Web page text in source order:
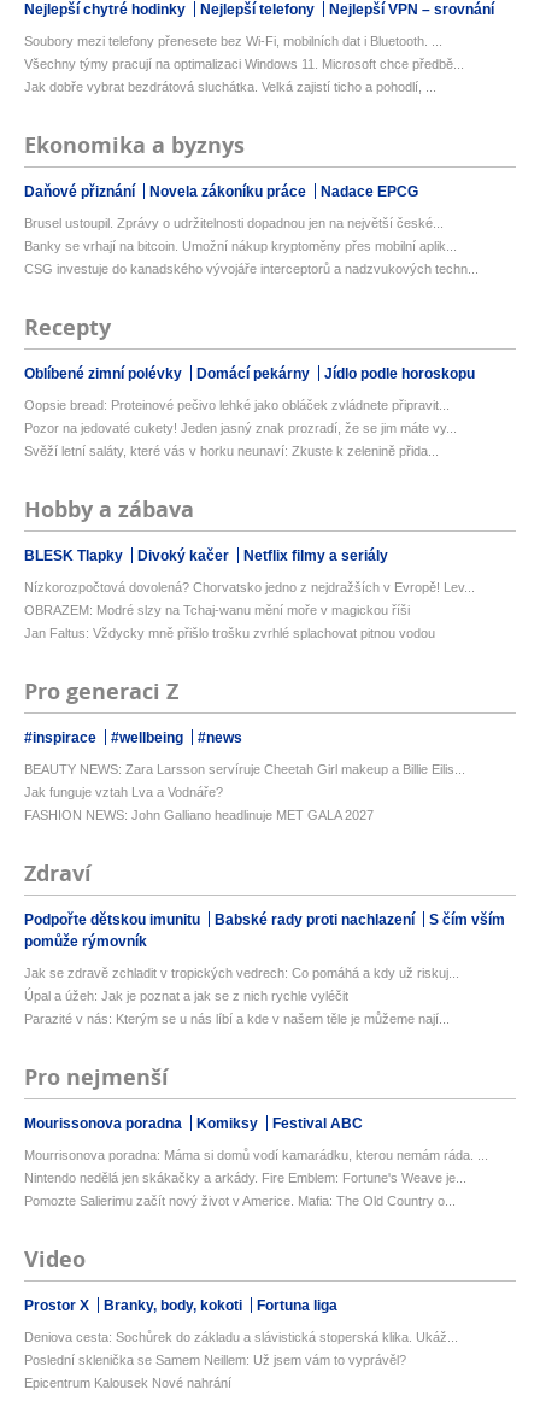
Nejlepší chytré hodinky Nejlepší telefony Nejlepší VPN – srovnání
Soubory mezi telefony přenesete bez Wi-Fi, mobilních dat i Bluetooth. ...
Všechny týmy pracují na optimalizaci Windows 11. Microsoft chce předbě...
Jak dobře vybrat bezdrátová sluchátka. Velká zajistí ticho a pohodlí, ...
Ekonomika a byznys
Daňové přiznání Novela zákoníku práce Nadace EPCG
Brusel ustoupil. Zprávy o udržitelnosti dopadnou jen na největší české...
Banky se vrhají na bitcoin. Umožní nákup kryptoměny přes mobilní aplik...
CSG investuje do kanadského vývojáře interceptorů a nadzvukových techn...
Recepty
Oblíbené zimní polévky Domácí pekárny Jídlo podle horoskopu
Oopsie bread: Proteinové pečivo lehké jako obláček zvládnete připravit...
Pozor na jedovaté cukety! Jeden jasný znak prozradí, že se jim máte vy...
Svěží letní saláty, které vás v horku neunaví: Zkuste k zelenině přida...
Hobby a zábava
BLESK Tlapky Divoký kačer Netflix filmy a seriály
Nízkorozpočtová dovolená? Chorvatsko jedno z nejdražších v Evropě! Lev...
OBRAZEM: Modré slzy na Tchaj-wanu mění moře v magickou říši
Jan Faltus: Vždycky mně přišlo trošku zvrhlé splachovat pitnou vodou
Pro generaci Z
#inspirace #wellbeing #news
BEAUTY NEWS: Zara Larsson servíruje Cheetah Girl makeup a Billie Eilis...
Jak funguje vztah Lva a Vodnáře?
FASHION NEWS: John Galliano headlinuje MET GALA 2027
Zdraví
Podpořte dětskou imunitu Babské rady proti nachlazení
S čím vším
pomůže rýmovník
Jak se zdravě zchladit v tropických vedrech: Co pomáhá a kdy už riskuj...
Úpal a úžeh: Jak je poznat a jak se z nich rychle vyléčit
Parazité v nás: Kterým se u nás líbí a kde v našem těle je můžeme nají...
Pro nejmenší
Mourissonova poradna Komiksy Festival ABC
Mourrisonova poradna: Máma si domů vodí kamarádku, kterou nemám ráda. ...
Nintendo nedělá jen skákačky a arkády. Fire Emblem: Fortune's Weave je...
Pomozte Salierimu začít nový život v Americe. Mafia: The Old Country o...
Video
Prostor X Branky, body, kokoti Fortuna liga
Deniova cesta: Sochůrek do základu a slávistická stoperská klika. Ukáž...
Poslední sklenička se Samem Neillem: Už jsem vám to vyprávěl?
Epicentrum Kalousek Nové nahrání